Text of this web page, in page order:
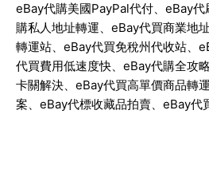
eBay代購美國PayPal代付、 eBay代
購私人地址轉運、 eBay代買商業地址
轉運站、 eBay代買免稅州代收站、
代買費用低速度快、 eBay代購全攻
卡關解決、 eBay代買高單價商品轉運
案、 eBay代標收藏品拍賣、 eBay代